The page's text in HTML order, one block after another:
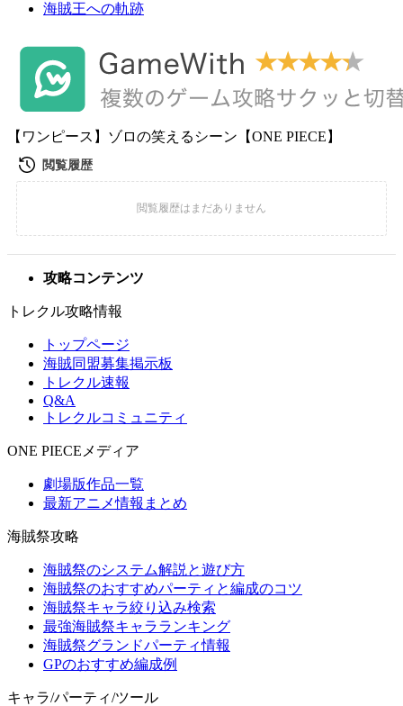
海賊王への軌跡
【ワンピース】ゾロの笑えるシーン【ONE PIECE】
攻略コンテンツ
トレクル攻略情報
トップページ
海賊同盟募集掲示板
トレクル速報
Q&A
トレクルコミュニティ
ONE PIECEメディア
劇場版作品一覧
最新アニメ情報まとめ
海賊祭攻略
海賊祭のシステム解説と遊び方
海賊祭のおすすめパーティと編成のコツ
海賊祭キャラ絞り込み検索
最強海賊祭キャラランキング
海賊祭グランドパーティ情報
GPのおすすめ編成例
キャラ/パーティ/ツール